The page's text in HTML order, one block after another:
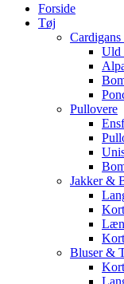
Forside
Tøj
Uld
Pullovere
Jakker &
Bluser &